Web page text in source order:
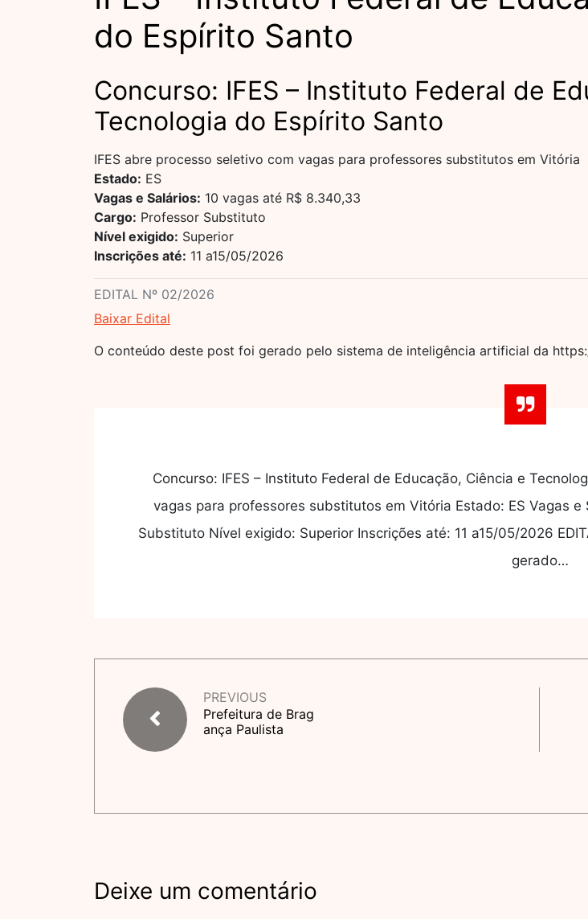
do Espírito Santo
Concurso: IFES – Instituto Federal de
Tecnologia do Espírito Santo
IFES abre processo seletivo com vagas para professores substitutos em Vitória
Estado: ES
Vagas e Salários: 10 vagas até R$ 8.340,33
Cargo: Professor Substituto
Nível exigido: Superior
Inscrições até: 11 a15/05/2026
EDITAL Nº 02/2026
Baixar Edital
O conteúdo deste post foi gerado pelo sistema de inteligência artificial da
Concurso: IFES – Instituto Federal de Educação, Ciência e
vagas para professores substitutos em Vitória Estado: ES Vagas
Substituto Nível exigido: Superior Inscrições até: 11 a15/05/2026
gerado…
PREVIOUS
Prefeitura de Brag
ança Paulista
Deixe um comentário